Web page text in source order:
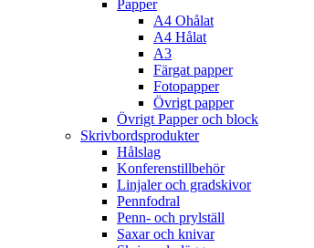
Papper
A4 Ohålat
A4 Hålat
A3
Färgat papper
Fotopapper
Övrigt papper
Övrigt Papper och block
Skrivbordsprodukter
Hålslag
Konferenstillbehör
Linjaler och gradskivor
Pennfodral
Penn- och prylställ
Saxar och knivar